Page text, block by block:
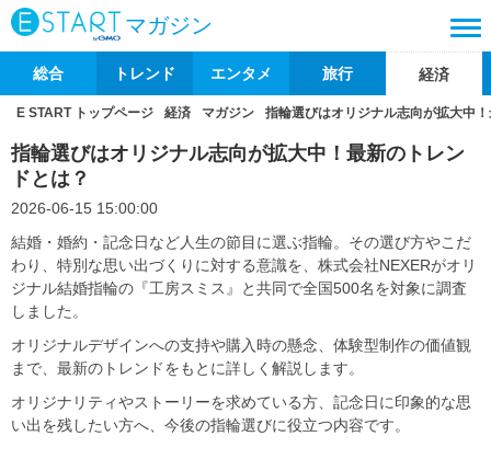
マガジン
総合 トレンド エンタメ 旅行 経済
E START トップページ 経済 マガジン 指輪選びはオリジナル志向が拡大中
指輪選びはオリジナル志向が拡大中！最新のトレン
ドとは？
2026-06-15 15:00:00
結婚・婚約・記念日など人生の節目に選ぶ指輪。その選び方やこだ
わり、特別な思い出づくりに対する意識を、株式会社NEXERがオリ
ジナル結婚指輪の『工房スミス』と共同で全国500名を対象に調査
しました。
オリジナルデザインへの支持や購入時の懸念、体験型制作の価値観
まで、最新のトレンドをもとに詳しく解説します。
オリジナリティやストーリーを求めている方、記念日に印象的な思
い出を残したい方へ、今後の指輪選びに役立つ内容です。